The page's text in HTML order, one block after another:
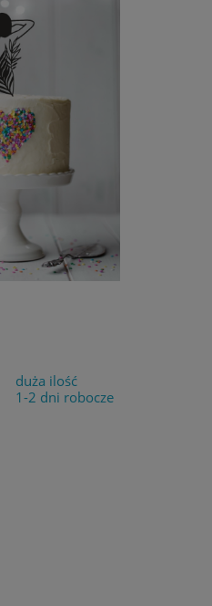
duża ilość
1-2 dni robocze